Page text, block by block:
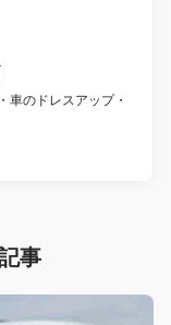
車のドレスアップ・
事